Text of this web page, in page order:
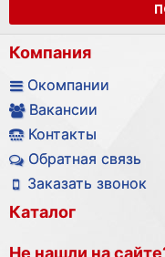
Компания
Окомпании
Вакансии
Контакты
Обратная связь
Заказать звонок
Каталог
Не нашли на